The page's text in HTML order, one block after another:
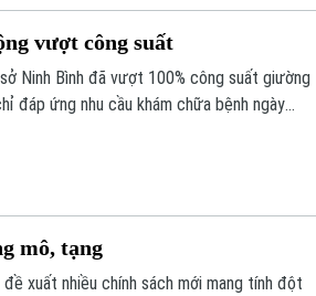
vượt công suất
Ninh Bình đã vượt 100% công suất giường
đáp ứng nhu cầu khám chữa bệnh ngày
mô, tạng
xuất nhiều chính sách mới mang tính đột